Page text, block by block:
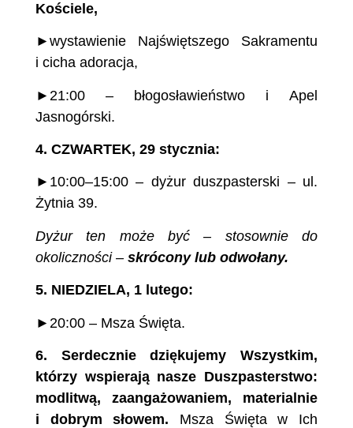
Kościele,
►wystawienie Najświętszego Sakramentu
i cicha adoracja,
►21:00 – błogosławieństwo i Apel
Jasnogórski.
4. CZWARTEK, 29 stycznia:
►10:00–15:00 – dyżur duszpasterski – ul.
Żytnia 39.
Dyżur ten może być – stosownie do
okoliczności – skrócony lub odwołany.
5. NIEDZIELA, 1 lutego:
►20:00 – Msza Święta.
6.
Serdecznie dziękujemy Wszystkim,
którzy wspierają nasze Duszpasterstwo:
modlitwą, zaangażowaniem,
materialnie
i dobrym słowem. Msza Święta w Ich